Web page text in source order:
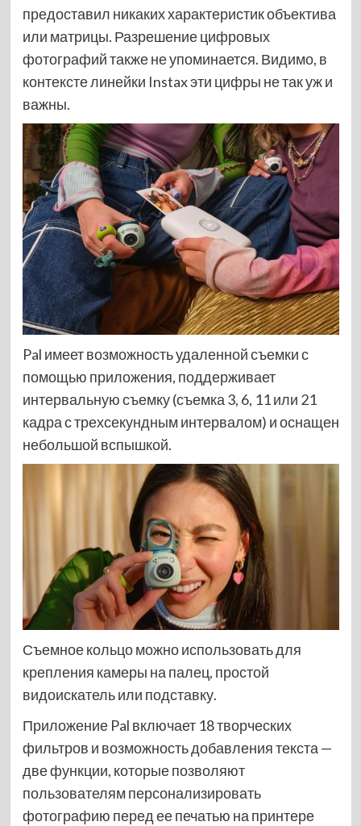
предоставил никаких характеристик объектива
или матрицы. Разрешение цифровых
фотографий также не упоминается. Видимо, в
контексте линейки Instax эти цифры не так уж и
важны.
Pal имеет возможность удаленной съемки с
помощью приложения, поддерживает
интервальную съемку (съемка 3, 6, 11 или 21
кадра с трехсекундным интервалом) и оснащен
небольшой вспышкой.
Съемное кольцо можно использовать для
крепления камеры на палец, простой
видоискатель или подставку.
Приложение Pal включает 18 творческих
фильтров и возможность добавления текста —
две функции, которые позволяют
пользователям персонализировать
фотографию перед ее печатью на принтере